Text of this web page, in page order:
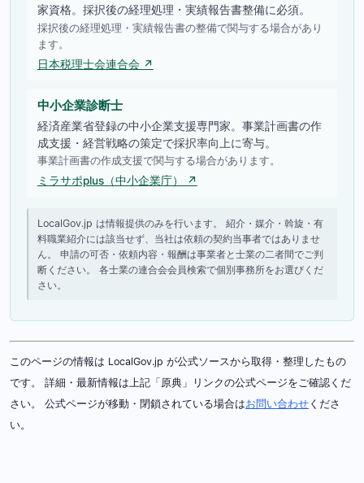
家資格。採択後の経理処理・実績報告書整備に必須。
採択後の経理処理・実績報告書の整備で関与する場合があり
ます。
日本税理士会連合会 ↗
中小企業診断士
経済産業省登録の中小企業支援専門家。事業計画書の作
成支援・経営戦略の策定で採択率向上に寄与。
事業計画書の作成支援で関与する場合があります。
ミラサポplus（中小企業庁） ↗
LocalGov.jp は情報提供のみを行います。 紹介・媒介・斡旋・有
料職業紹介には該当せず、当社は依頼の契約当事者ではありませ
ん。 申請の可否・依頼内容・報酬は事業者と士業の二者間でご判
断ください。 各士業の連合会会員検索で個別事務所をお選びくだ
さい。
このページの情報は LocalGov.jp が公式ソースから取得・整理したもの
です。 詳細・最新情報は上記「原典」リンクの公式ページをご確認くだ
さい。 公式ページが移動・閉鎖されている場合はお問い合わせ くださ
い。